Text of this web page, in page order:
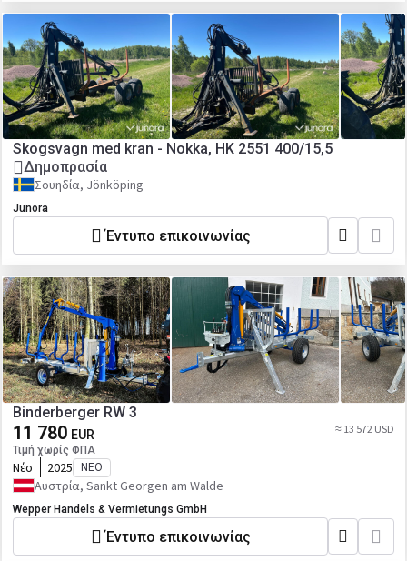
Skogsvagn med kran - Nokka, HK 2551 400/15,5
Δημοπρασία
Σουηδία, Jönköping
Junora
Έντυπο επικοινωνίας
Binderberger RW 3
11 780 EUR
Τιμή χωρίς ΦΠΑ
≈ 13 572 USD
Νέο 2025 ΝΈΟ
Αυστρία, Sankt Georgen am Walde
Wepper Handels & Vermietungs GmbH
Έντυπο επικοινωνίας